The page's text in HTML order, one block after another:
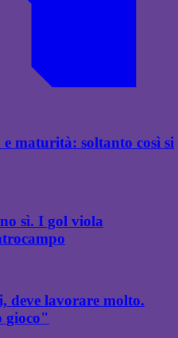
maturità: soltanto così si
sì. I gol viola
deve lavorare molto.
gioco"